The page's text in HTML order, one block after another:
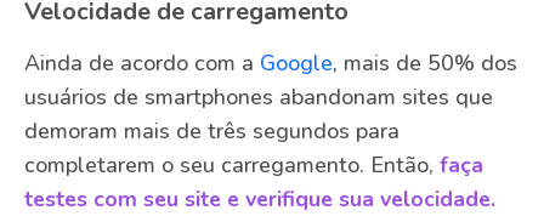
Velocidade de carregamento
Ainda de acordo com a Google, mais de 50% dos
usuários de smartphones abandonam sites que
demoram mais de três segundos para
completarem o seu carregamento. Então, faça
testes com seu site e verifique sua velocidade.